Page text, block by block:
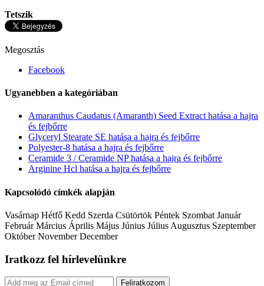
Tetszik
Megosztás
Facebook
Ugyanebben a kategóriában
Amaranthus Caudatus (Amaranth) Seed Extract hatása a hajra
és fejbőrre
Glyceryl Stearate SE hatása a hajra és fejbőrre
Polyester-8 hatása a hajra és fejbőrre
Ceramide 3 / Ceramide NP hatása a hajra és fejbőrre
Arginine Hcl hatása a hajra és fejbőrre
Kapcsolódó címkék alapján
Vasárnap Hétfő Kedd Szerda Csütörtök Péntek Szombat Január
Február Március Április Május Június Július Augusztus Szeptember
Október November December
Iratkozz fel hírlevelünkre
Feliratkozom